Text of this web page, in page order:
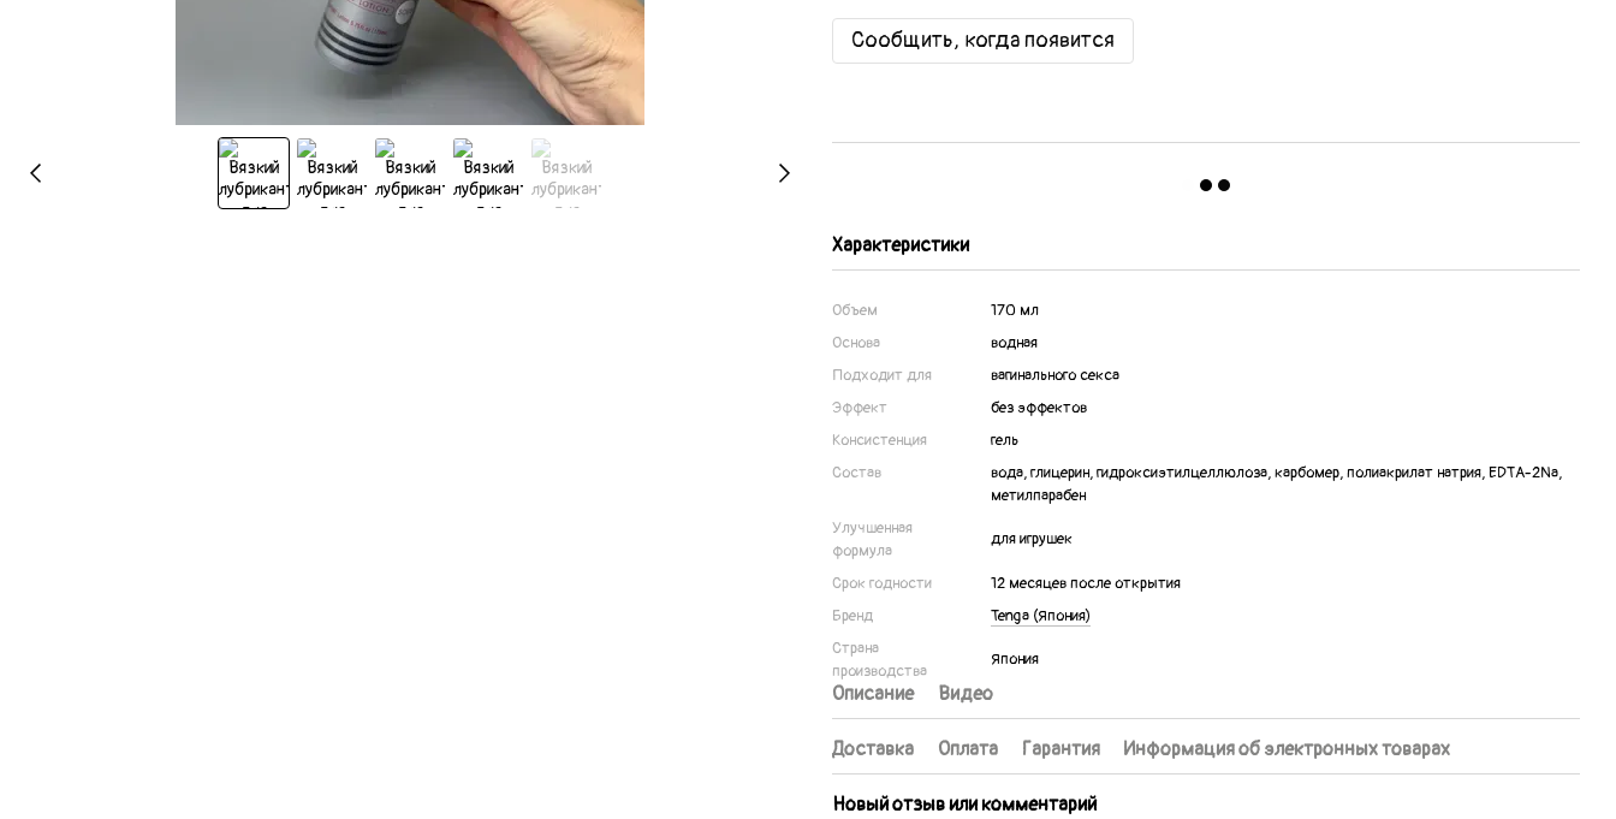
Сообщить, когда появится
Характеристики
Объем
170 мл
Основа
водная
Подходит для
вагинального секса
Эффект
без эффектов
Консистенция
гель
Состав
вода, глицерин, гидроксиэтилцеллюлоза, карбомер, полиакрилат натрия, EDTA-2Na,
метилпарабен
Улучшенная
формула
для игрушек
Срок годности
12 месяцев после открытия
Бренд
Tenga (Япония)
Страна
производства
Япония
Описание Видео
Доставка Оплата Гарантия Информация об электронных товарах
Новый отзыв или комментарий